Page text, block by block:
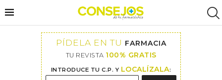
PÍDELA EN TU FARMACIA
TU REVISTA 100% GRATIS
INTRODUCE TU C.P. Y LOCALÍZALA: